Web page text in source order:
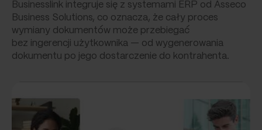
Businesslink integruje się z systemami ERP od Asseco
Business Solutions, co oznacza, że cały proces
wymiany dokumentów może przebiegać
bez ingerencji użytkownika — od wygenerowania
dokumentu po jego dostarczenie do kontrahenta.